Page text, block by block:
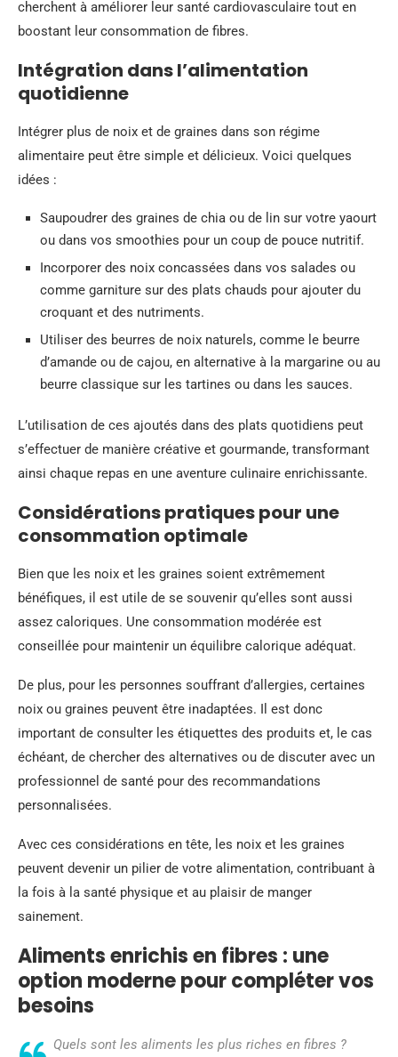
cherchent à améliorer leur santé cardiovasculaire tout en
boostant leur consommation de fibres.
Intégration dans l’alimentation
quotidienne
Intégrer plus de noix et de graines dans son régime
alimentaire peut être simple et délicieux. Voici quelques
idées :
Saupoudrer des graines de chia ou de lin sur votre yaourt
ou dans vos smoothies pour un coup de pouce nutritif.
Incorporer des noix concassées dans vos salades ou
comme garniture sur des plats chauds pour ajouter du
croquant et des nutriments.
Utiliser des beurres de noix naturels, comme le beurre
d’amande ou de cajou, en alternative à la margarine ou au
beurre classique sur les tartines ou dans les sauces.
L’utilisation de ces ajoutés dans des plats quotidiens peut
s’effectuer de manière créative et gourmande, transformant
ainsi chaque repas en une aventure culinaire enrichissante.
Considérations pratiques pour une
consommation optimale
Bien que les noix et les graines soient extrêmement
bénéfiques, il est utile de se souvenir qu’elles sont aussi
assez caloriques. Une consommation modérée est
conseillée pour maintenir un équilibre calorique adéquat.
De plus, pour les personnes souffrant d’allergies, certaines
noix ou graines peuvent être inadaptées. Il est donc
important de consulter les étiquettes des produits et, le cas
échéant, de chercher des alternatives ou de discuter avec un
professionnel de santé pour des recommandations
personnalisées.
Avec ces considérations en tête, les noix et les graines
peuvent devenir un pilier de votre alimentation, contribuant à
la fois à la santé physique et au plaisir de manger
sainement.
Aliments enrichis en fibres : une
option moderne pour compléter vos
besoins
Quels sont les aliments les plus riches en fibres ?